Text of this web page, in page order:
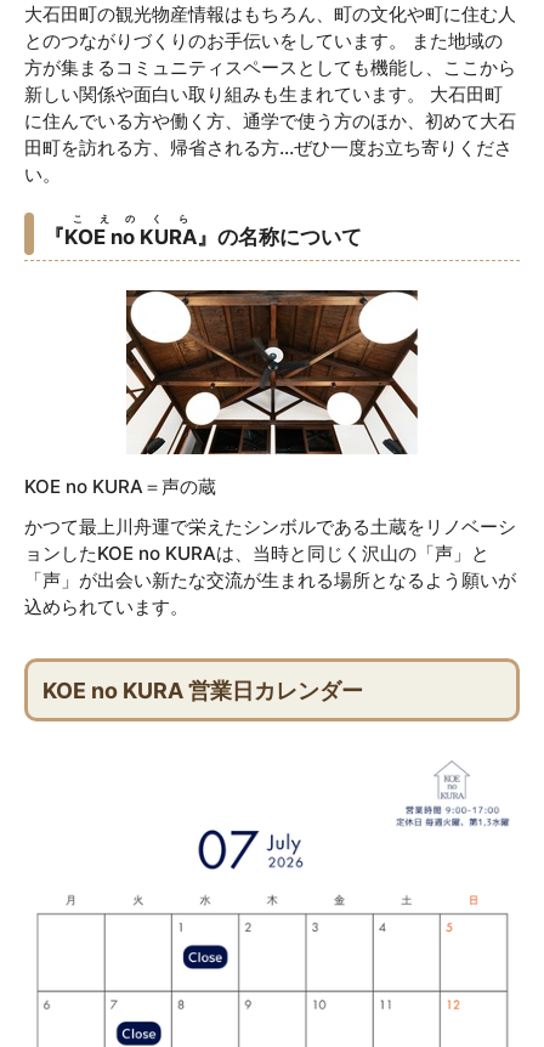
大石田町の観光物産情報はもちろん、町の文化や町に住む人
とのつながりづくりのお手伝いをしています。 また地域の
方が集まるコミュニティスペースとしても機能し、ここから
新しい関係や面白い取り組みも生まれています。 大石田町
に住んでいる方や働く方、通学で使う方のほか、初めて大石
田町を訪れる方、帰省される方…ぜひ一度お立ち寄りくださ
い。
『KOE no KURA
こえのくら
』の名称について
KOE no KURA＝声の蔵
かつて最上川舟運で栄えたシンボルである土蔵をリノベーシ
ョンしたKOE no KURAは、当時と同じく沢山の「声」と
「声」が出会い新たな交流が生まれる場所となるよう願いが
込められています。
KOE no KURA 営業日カレンダー